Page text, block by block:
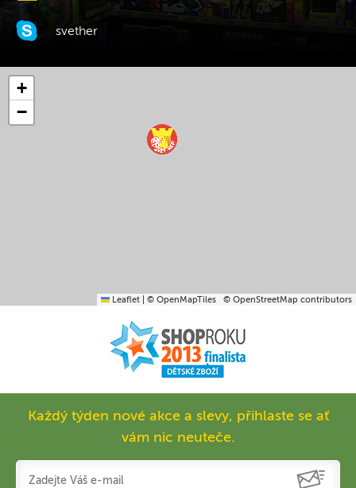
svether
+
−
Leaflet © OpenMapTiles © OpenStreetMap contributors
Každý týden nové akce a slevy, přihlaste se ať
vám nic neuteče.